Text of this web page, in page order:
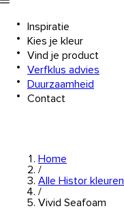
Inspiratie
Kies je kleur
Vind je product
Verfklus advies
Duurzaamheid
Contact
Home
/
Alle Histor kleuren
/
Vivid Seafoam